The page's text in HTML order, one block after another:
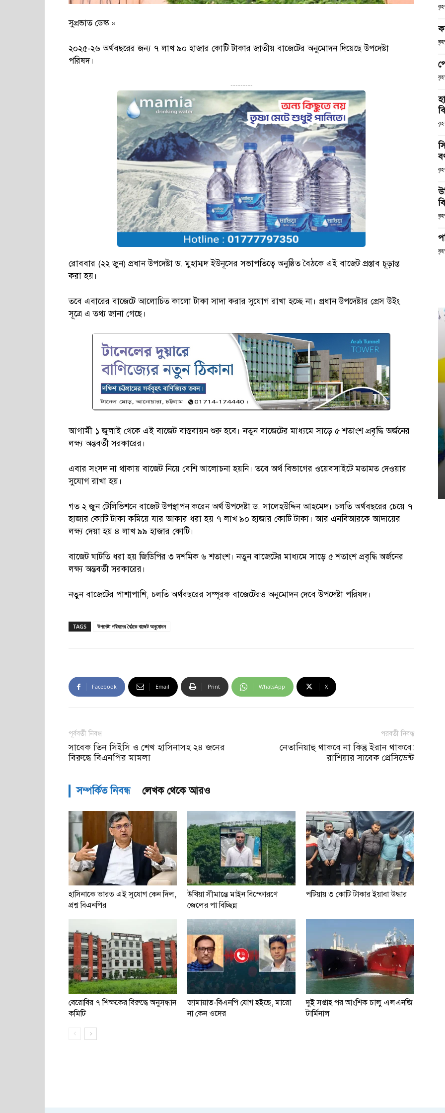
সুপ্রভাত ডেস্ক »
২০২৫-২৬ অর্থবছরের জন্য ৭ লাখ ৯০ হাজার কোটি টাকার জাতীয় বাজেটের অনুমোদন দিয়েছে উপদেষ্টা
পরিষদ।
---------
রোববার (২২ জুন) প্রধান উপদেষ্টা ড. মুহাম্মদ ইউনূসের সভাপতিত্বে অনুষ্ঠিত বৈঠকে এই বাজেট প্রস্তাব চূড়ান্ত
করা হয়।
তবে এবারের বাজেটে আলোচিত কালো টাকা সাদা করার সুযোগ রাখা হচ্ছে না। প্রধান উপদেষ্টার প্রেস উইং
সূত্রে এ তথ্য জানা গেছে।
আগামী ১ জুলাই থেকে এই বাজেট বাস্তবায়ন শুরু হবে। নতুন বাজেটের মাধ্যমে সাড়ে ৫ শতাংশ প্রবৃদ্ধি অর্জনের
লক্ষ্য অন্তবর্তী সরকারের।
এবার সংসদ না থাকায় বাজেট নিয়ে বেশি আলোচনা হয়নি। তবে অর্থ বিভাগের ওয়েবসাইটে মতামত দেওয়ার
সুযোগ রাখা হয়।
গত ২ জুন টেলিভিশনে বাজেট উপস্থাপন করেন অর্থ উপদেষ্টা ড. সালেহউদ্দিন আহমেদ। চলতি অর্থবছরের চেয়ে ৭
হাজার কোটি টাকা কমিয়ে যার আকার ধরা হয় ৭ লাখ ৯০ হাজার কোটি টাকা। আর এনবিআরকে আদায়ের
লক্ষ্য দেয়া হয় ৪ লাখ ৯৯ হাজার কোটি।
বাজেট ঘাটতি ধরা হয় জিডিপির ৩ দশমিক ৬ শতাংশ। নতুন বাজেটের মাধ্যমে সাড়ে ৫ শতাংশ প্রবৃদ্ধি অর্জনের
লক্ষ্য অন্তবর্তী সরকারের।
নতুন বাজেটের পাশাপাশি, চলতি অর্থবছরের সম্পূরক বাজেটেরও অনুমোদন দেবে উপদেষ্টা পরিষদ।
TAGS উপদেষ্টা পরিষদের বৈঠকে বাজেট অনুমোদন
Facebook Email Print WhatsApp X
পূর্ববর্তী নিবন্ধ
সাবেক তিন সিইসি ও শেখ হাসিনাসহ ২৪ জনের
বিরুদ্ধে বিএনপির মামলা
পরবর্তী নিবন্ধ
নেতানিয়াহু থাকবে না কিন্তু ইরান থাকবে:
রাশিয়ার সাবেক প্রেসিডেন্ট
সম্পর্কিত নিবন্ধ লেখক থেকে আরও
হাসিনাকে ভারত এই সুযোগ কেন দিল,
প্রশ্ন বিএনপির
উখিয়া সীমান্তে মাইন বিস্ফোরণে
জেলের পা বিচ্ছিন্ন
পটিয়ায় ৩ কোটি টাকার ইয়াবা উদ্ধার
বেরোবির ৭ শিক্ষকের বিরুদ্ধে অনুসন্ধান
কমিটি
জামায়াত-বিএনপি যোগ হইছে, মারো
না কেন ওদের
দুই সপ্তাহ পর আংশিক চালু এলএনজি
টার্মিনাল
রুদ্র মুহম্মদ শহীদুল্লাহ্ : দ্রোহ ও প্রেমের
কন্ঠস্বর